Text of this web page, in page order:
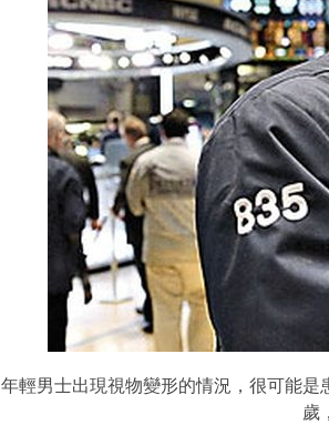
年輕男士出現視物變形的情況，很可能
歲